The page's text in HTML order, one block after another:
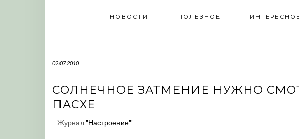
НОВОСТИ ПОЛЕЗНОЕ
02.07.2010
СОЛНЕЧНОЕ ЗАТМЕНИЕ НУЖНО
ПАСХЕ
Журнал"Настроение"'